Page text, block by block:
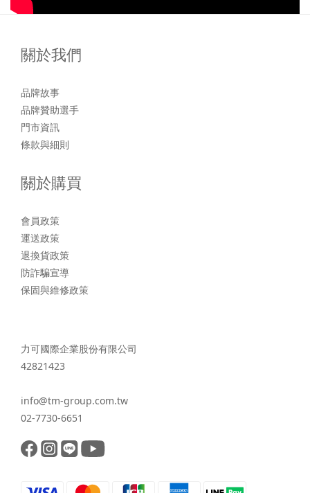
關於我們
品牌故事
品牌贊助選手
門市資訊
條款與細則
關於購買
會員政策
運送政策
退換貨政策
防詐騙宣導
保固與維修政策
力可國際企業股份有限公司
42821423
info@tm-group.com.tw
02-7730-6651